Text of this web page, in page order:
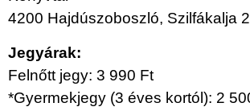
4200 Hajdúszoboszló, Szilfákalja
Jegyárak:
Felnőtt jegy: 3 990 Ft
*Gyermekjegy (3 éves kortól): 2